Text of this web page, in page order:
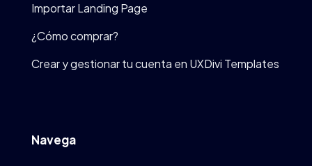
Importar Landing Page
¿Cómo comprar?
Crear y gestionar tu cuenta en UXDivi Templates
Navega